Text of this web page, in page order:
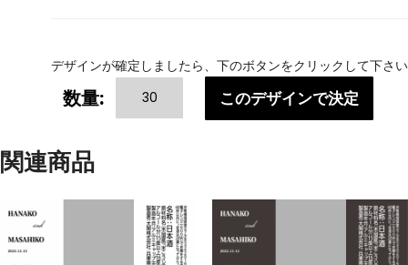
デザインが確定しましたら、下のボタンをクリックして下さい
数量:
Thank
このデザインで決定
関連商品